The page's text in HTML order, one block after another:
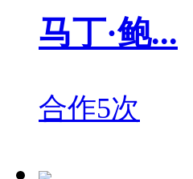
马丁·鲍...
合作5次